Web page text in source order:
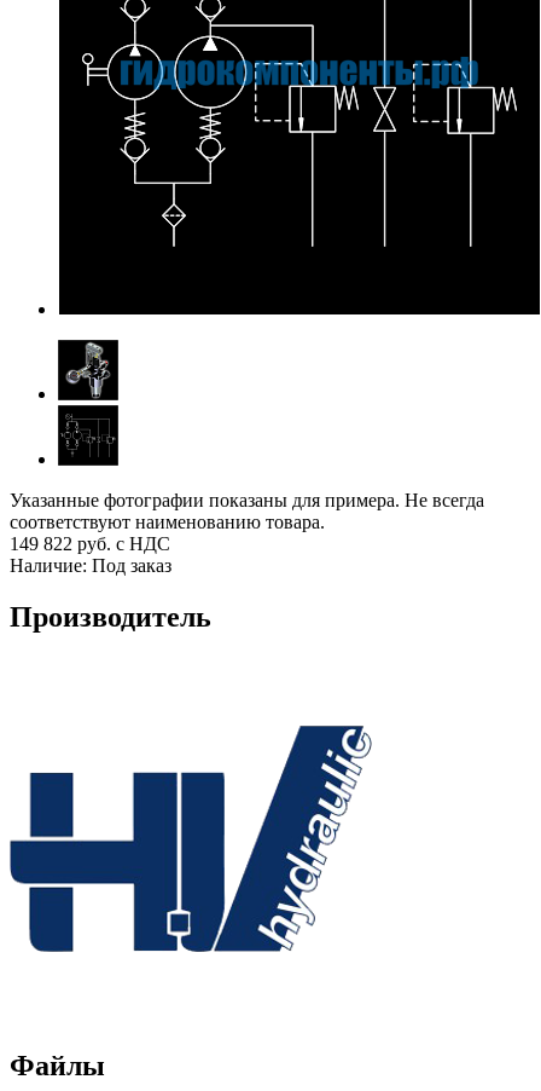
Указанные фотографии показаны для примера. Не всегда
соответствуют наименованию товара.
149 822 руб. с НДС
Наличие: Под заказ
Производитель
Файлы